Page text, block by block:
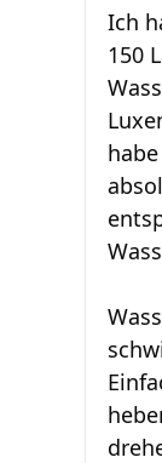
Ich
150